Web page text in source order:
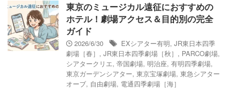
東京のミュージカル遠征におすすめの
ホテル！劇場アクセス＆目的別の完全
ガイド
2026/6/30 EXシアター有明, JR東日本四季
劇場［春］ , JR東日本四季劇場［秋］ , PARCO劇場,
シアタークリエ, 帝国劇場, 明治座, 有明四季劇場,
東京ガーデンシアター, 東京宝塚劇場, 東急シアター
オーブ, 自由劇場, 電通四季劇場［海］